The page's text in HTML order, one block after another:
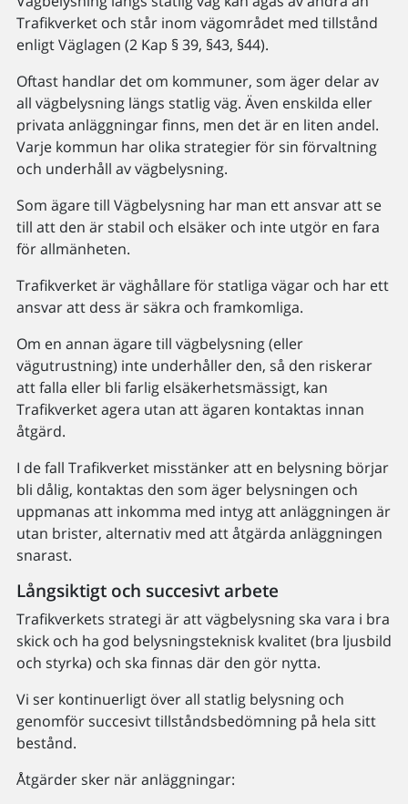
Trafikverket och står inom vägområdet med tillstånd
enligt Väglagen (2 Kap § 39, §43, §44).
Oftast handlar det om kommuner, som äger delar av
all vägbelysning längs statlig väg. Även enskilda eller
privata anläggningar finns, men det är en liten andel.
Varje kommun har olika strategier för sin förvaltning
och underhåll av vägbelysning.
Som ägare till Vägbelysning har man ett ansvar att se
till att den är stabil och elsäker och inte utgör en fara
för allmänheten.
Trafikverket är väghållare för statliga vägar och har ett
ansvar att dess är säkra och framkomliga.
Om en annan ägare till vägbelysning (eller
vägutrustning) inte underhåller den, så den riskerar
att falla eller bli farlig elsäkerhetsmässigt, kan
Trafikverket agera utan att ägaren kontaktas innan
åtgärd.
I de fall Trafikverket misstänker att en belysning börjar
bli dålig, kontaktas den som äger belysningen och
uppmanas att inkomma med intyg att anläggningen är
utan brister, alternativ med att åtgärda anläggningen
snarast.
Långsiktigt och succesivt arbete
Trafikverkets strategi är att vägbelysning ska vara i bra
skick och ha god belysningsteknisk kvalitet (bra ljusbild
och styrka) och ska finnas där den gör nytta.
Vi ser kontinuerligt över all statlig belysning och
genomför succesivt tillståndsbedömning på hela sitt
bestånd.
Åtgärder sker när anläggningar: